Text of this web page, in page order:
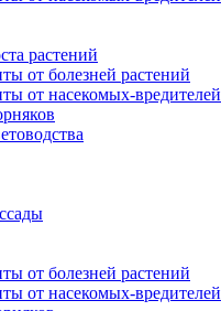
растений
от болезней растений
от насекомых-вредителей
от болезней растений
от насекомых-вредителей